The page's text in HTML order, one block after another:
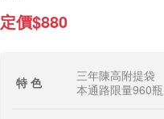
定價$880
特 色
三年陳高附提袋
本通路限量960瓶